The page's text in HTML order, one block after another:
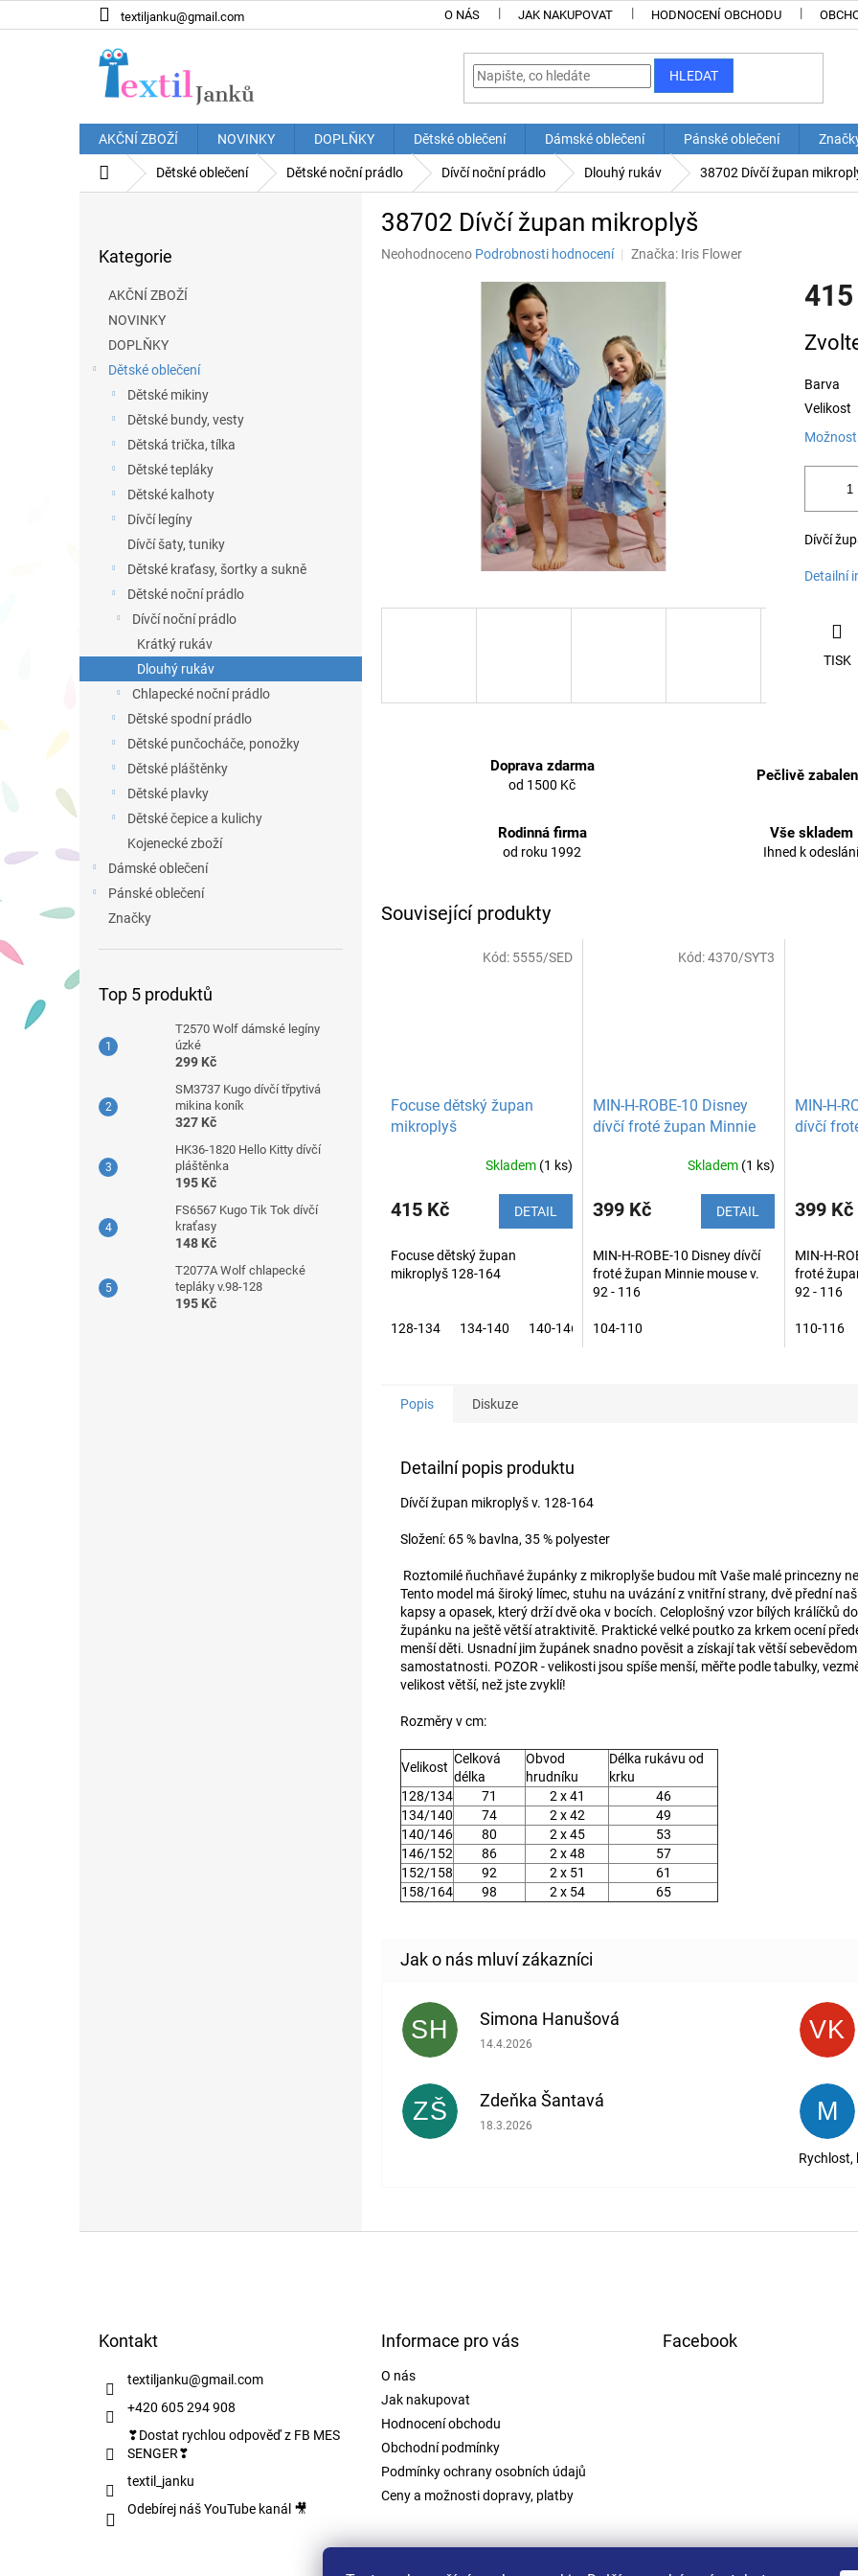
na
textiljanku@gmail.com O NÁS JAK NAKUPOVAT HODNOCENÍ OBCHODU
HLEDAT
AKČNÍ ZBOŽÍ NOVINKY DOPLŇKY Dětské oblečení Dámské oblečení Pánské oblečení
Domů Dětské oblečení Dětské noční prádlo Dívčí noční prádlo Dlouhý rukáv 38702 Dívčí župan
kategorie
Kategorie
AKČNÍ ZBOŽÍ
NOVINKY
DOPLŇKY
Dětské oblečení
Dětské mikiny
Dětské bundy, vesty
Dětská trička, tílka
Dětské tepláky
Dětské kalhoty
Dívčí legíny
Dívčí šaty, tuniky
Dětské kraťasy, šortky a sukně
Dětské noční prádlo
Dívčí noční prádlo
Krátký rukáv
Dlouhý rukáv
Chlapecké noční prádlo
Dětské spodní prádlo
Dětské punčocháče, ponožky
Dětské pláštěnky
Dětské plavky
Dětské čepice a kulichy
Kojenecké zboží
Dámské oblečení
Pánské oblečení
Značky
Top 5 produktů
T2570 Wolf dámské legíny
úzké
299 Kč
SM3737 Kugo dívčí třpytivá
mikina koník
327 Kč
HK36-1820 Hello Kitty dívčí
pláštěnka
195 Kč
FS6567 Kugo Tik Tok dívčí
kraťasy
148 Kč
T2077A Wolf chlapecké
tepláky v.98-128
195 Kč
38702 Dívčí župan mikroplyš
Průměrné
Neohodnoceno Podrobnosti hodnocení Značka: Iris Flower
cena:
Barva
Velikost
Dívčí
Detailní
TISK
Doprava zdarma
od 1500 Kč
Pečlivě
Rodinná firma
od roku 1992
Vše skladem
Ihned k odeslání
Související produkty
Focuse dětský župan
mikroplyš
Skladem (1 ks)
415 Kč DETAIL
Focuse dětský župan
mikroplyš 128-164
128-134 134-140 140-146 146-152
Kód: 5555/SED
MIN-H-ROBE-10 Disney
dívčí froté župan Minnie
Skladem (1 ks)
399 Kč DETAIL
MIN-H-ROBE-10 Disney dívčí
froté župan Minnie mouse v.
92 - 116
104-110
Kód:4370/SYT3
MIN-H-
dívčí
399 Kč
MIN-H-
froté
92 - 116
110-116
Popis Diskuze
Detailní popis produktu
Dívčí župan mikroplyš v. 128-164
Složení: 65 % bavlna, 35 % polyester
Roztomilé ňuchňavé župánky z mikroplyše budou mít Vaše malé princezny
Tento model má široký límec, stuhu na uvázání z vnitřní strany, dvě přední
kapsy a opasek, který drží dvě oka v bocích. Celoplošný vzor bílých králíčků
župánku na ještě větší atraktivitě. Praktické velké poutko za krkem ocení
menší děti. Usnadní jim župánek snadno pověsit a získají tak větší
samostatnosti. POZOR - velikosti jsou spíše menší, měřte podle tabulky,
velikost větší, než jste zvyklí!
Rozměry v cm:
Velikost
Celková
délka
Obvod
hrudníku
Délka rukávu od
krku
128/134
71 2 x 41
46
134/140
74 2 x 42
49
140/146
80 2 x 45
53
146/152
86 2 x 48
57
152/158
92 2 x 51
61
158/164
98 2 x 54 65
SH Simona Hanušová
Hodnocení obchodu je 5 z 5 hvězdiček.
14.4.2026 VK
ZŠ Zdeňka Šantavá
Hodnocení obchodu je 5 z 5 hvězdiček.
18.3.2026 M
Rychlost,
Kontakt
textiljanku@gmail.com
+420 605 294 908
❣Dostat rychlou odpověď z FB MES
SENGER❣
textil_janku
Odebírej náš YouTube kanál 🎥
Informace pro vás
O nás
Jak nakupovat
Hodnocení obchodu
Obchodní podmínky
Podmínky ochrany osobních údajů
Ceny a možnosti dopravy, platby
Facebook